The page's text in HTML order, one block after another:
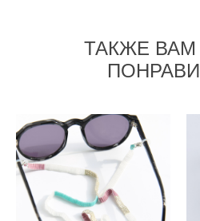
ТАКЖЕ